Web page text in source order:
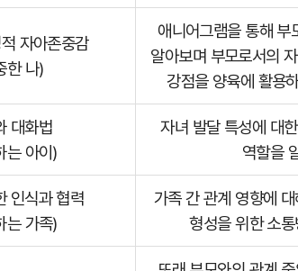
자아존중감
한 나)
애니어그램을 통해 부
알아보며 부모로서의
강점을 양육에 활용
대화법
는 아이)
자녀 발달 특성에 대
역할을
인식과 협력
는 가족)
가족 간 관계 영향에
형성을 위한 소